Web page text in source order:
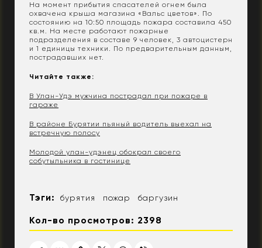
На момент прибытия спасателей огнем была
охвачена крыша магазина «Вальс цветов». По
состоянию на 10:50 площадь пожара составила 450
кв.м. На месте работают пожарные
подразделения в составе 9 человек, 3 автоцистерн
и 1 единицы техники. По предварительным данным,
пострадавших нет.
Читайте также:
В Улан-Удэ мужчина пострадал при пожаре в
гараже
В районе Бурятии пьяный водитель выехал на
встречную полосу
Молодой улан-удэнец обокрал своего
собутыльника в гостинице
Тэги: бурятия пожар баргузин
Кол-во просмотров: 2398